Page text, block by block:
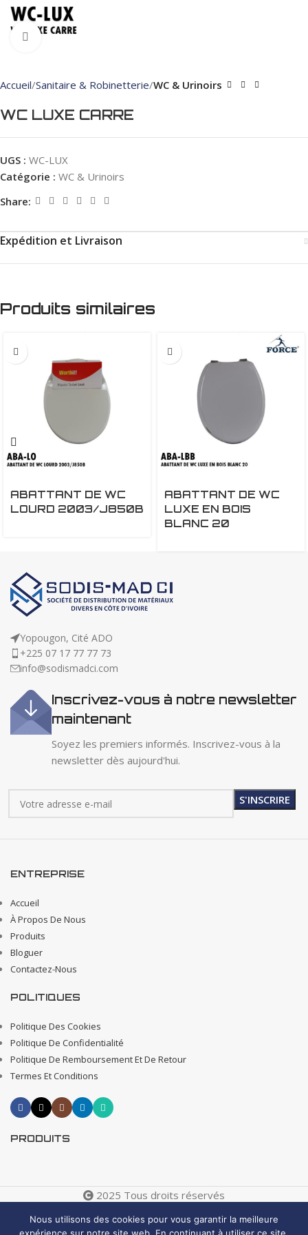
Click to enlarge
Accueil Sanitaire & Robinetterie WC & Urinoirs
WC LUXE CARRE
UGS : WC-LUX
Catégorie : WC & Urinoirs
Share:
Expédition et Livraison
Produits similaires
ABATTANT DE WC
LOURD 2003/J850B
ABATTANT DE WC
LUXE EN BOIS
BLANC 20
Yopougon, Cité ADO
+225 07 17 77 77 73
info@sodismadci.com
Inscrivez-vous à notre newsletter
maintenant
Soyez les premiers informés. Inscrivez-vous à la
newsletter dès aujourd'hui.
ENTREPRISE
Accueil
À Propos De Nous
Produits
Bloguer
Contactez-Nous
POLITIQUES
Politique Des Cookies
Politique De Confidentialité
Politique De Remboursement Et De Retour
Termes Et Conditions
PRODUITS
2025 Tous droits réservés
Nous utilisons des cookies pour vous garantir la meilleure